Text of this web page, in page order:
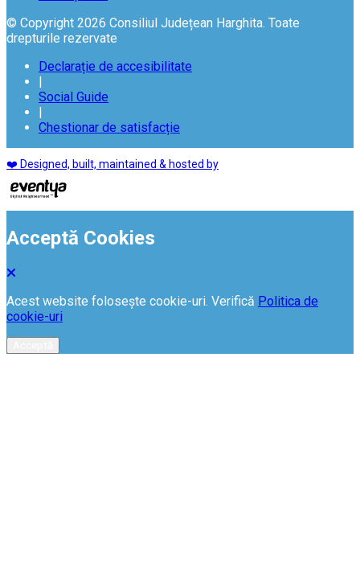
© Copyright 2026 Consiliul Județean Harghita. Toate
drepturile rezervate
Declarație de accesibilitate
Social Guide
Chestionar de satisfacție
❤️ Designed, built, maintained & hosted by
Acceptă Cookies
Acest website folosește cookie-uri. Verifică Politica de
cookie-uri